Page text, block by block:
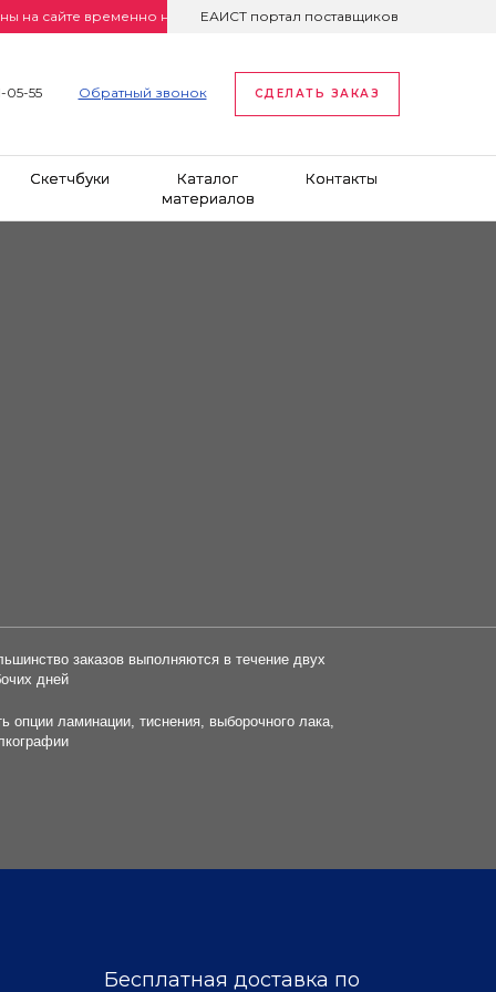
временно неактуальны. Просим уточнять цены по телефону
ЕАИСТ портал поставщиков
05-55 Обратный звонок СДЕЛАТЬ ЗАКАЗ
Скетчбуки
Каталог
материалов
Контакты
заказов выполняются в течение двух
дней
опции ламинации, тиснения, выборочного лака,
Бесплатная доставка по